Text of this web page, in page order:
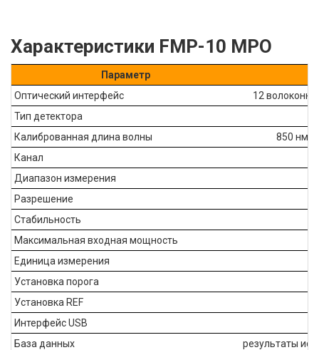
Характеристики FMP-10 MPO
Параметр
Оптический интерфейс
12
Тип детектора
Калиброванная длина волны
850 нм,
Канал
Диапазон измерения
Разрешение
Стабильность
Максимальная входная мощность
Единица измерения
Установка порога
Установка REF
Интерфейс USB
База данных
результаты